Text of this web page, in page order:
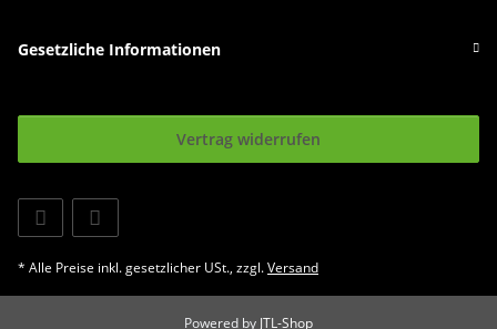
Gesetzliche Informationen
Vertrag widerrufen
* Alle Preise inkl. gesetzlicher USt., zzgl.Versand
Powered by JTL-Shop